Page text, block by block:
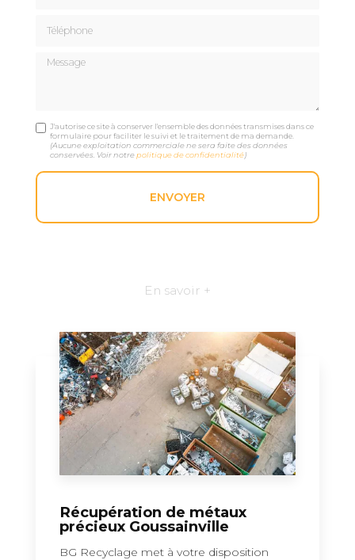
Message
J'autorise ce site à conserver l'ensemble des données transmises dans ce
formulaire pour faciliter le suivi et le traitement de ma demande.
(Aucune exploitation commerciale ne sera faite des données
conservées. Voir notrepolitique de confidentialité)
En savoir +
Récupération de métaux
précieux Goussainville
BG Recyclage met à votre disposition